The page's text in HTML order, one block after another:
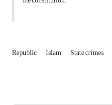
Republic Islam State crimes